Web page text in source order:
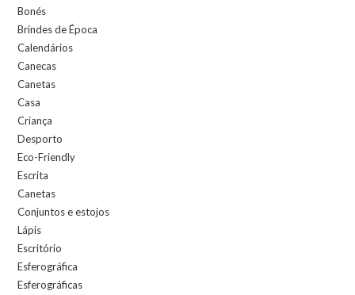
Bonés
Brindes de Época
Calendários
Canecas
Canetas
Casa
Criança
Desporto
Eco-Friendly
Escrita
Canetas
Conjuntos e estojos
Lápis
Escritório
Esferográfica
Esferográficas